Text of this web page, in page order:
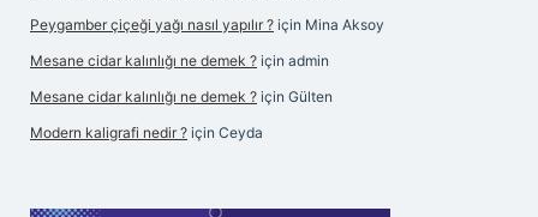
Peygamber çiçeği yağı nasıl yapılır ? için Mina Aksoy
Mesane cidar kalınlığı ne demek ? için admin
Mesane cidar kalınlığı ne demek ? için Gülten
Modern kaligrafi nedir ? için Ceyda